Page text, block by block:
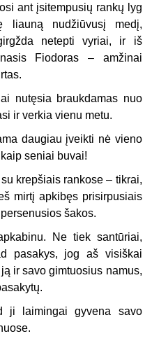
ant įsitempusių rankų lyg
liauną nudžiūvusį medį,
netepti vyriai, ir iš
Fiodoras – amžinai
nutęsia braukdamas nuo
ir verkia vienu metu.
daugiau įveikti nė vieno
seniai buvai!
krepšiais rankose – tikrai,
mirtį apkibęs prisirpusiais
šakos.
Ne tiek santūriai,
pasakys, jog aš visiškai
ir savo gimtuosius namus,
ji laimingai gyvena savo